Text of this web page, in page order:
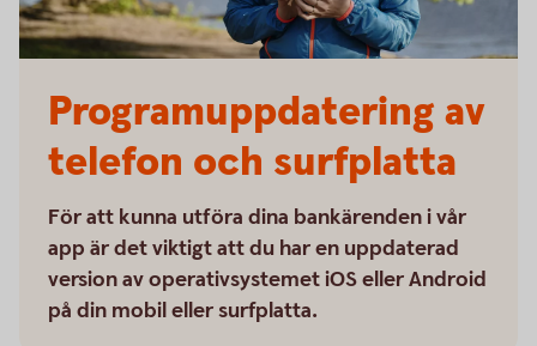
Programuppdatering av
telefon och surfplatta
För att kunna utföra dina bankärenden i vår
app är det viktigt att du har en uppdaterad
version av operativsystemet iOS eller Android
på din mobil eller surfplatta.